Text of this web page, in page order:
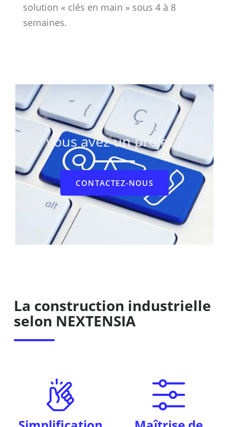
solution « clés en main » sous 4 à 8
semaines.
vous avez un projet ?
CONTACTEZ-NOUS
La construction industrielle
selon NEXTENSIA